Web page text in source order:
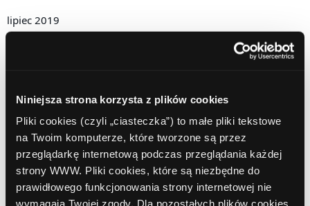
Niniejsza strona korzysta z plików cookies
Pliki cookies (czyli „ciasteczka”) to małe pliki tekstowe
na Twoim komputerze, które tworzone są przez
przeglądarkę internetową podczas przeglądania każdej
strony WWW. Pliki cookies, które są niezbędne do
prawidłowego funkcjonowania strony internetowej nie
wymagają Twojej zgody. Dla pozostałych plików cookies
lipiec 2019
kwiecień 2019
listopad 2018
październik 2018